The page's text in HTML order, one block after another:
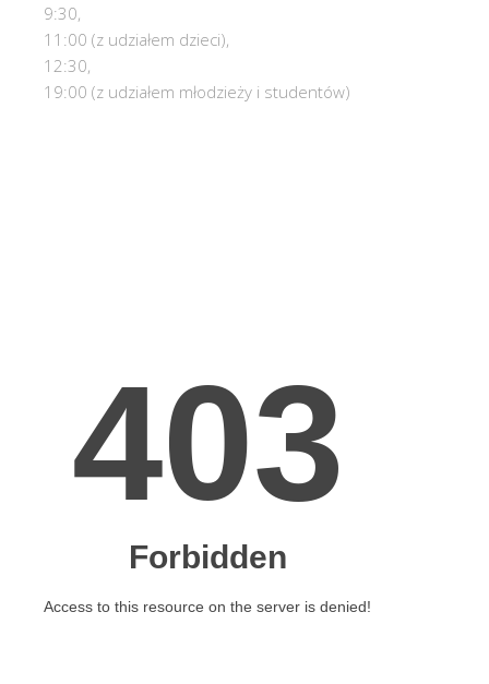
9:30,
11:00 (z udziałem dzieci),
12:30,
19:00 (z udziałem młodzieży i studentów)